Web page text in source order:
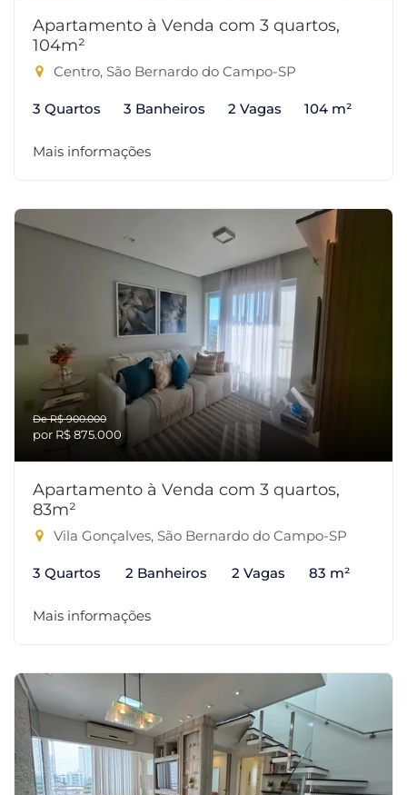
Apartamento à Venda com 3 quartos,
104m²
Centro, São Bernardo do Campo-SP
3 Quartos 3 Banheiros 2 Vagas 104 m²
Mais informações
De R$ 900.000
por R$ 875.000
Apartamento à Venda com 3 quartos,
83m²
Vila Gonçalves, São Bernardo do Campo-SP
3 Quartos 2 Banheiros 2 Vagas 83 m²
Mais informações